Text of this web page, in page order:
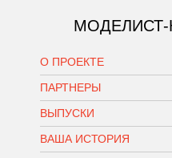
МОДЕЛИСТ-
О ПРОЕКТЕ
ПАРТНЕРЫ
ВЫПУСКИ
ВАША ИСТОРИЯ